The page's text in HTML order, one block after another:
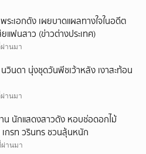
ระเอกดัง เผยบาดแผลทางใจในอดีต
แฟนสาว (ข่าวต่างประเทศ)
านมา
วินดา นุ่งชุดวันพีชเว้าหลัง เงาสะท้อน
านมา
น นักแสดงสาวดัง หอบช่อดอกไม้
เกรท วรินทร ชวนลุ้นหนัก
านมา